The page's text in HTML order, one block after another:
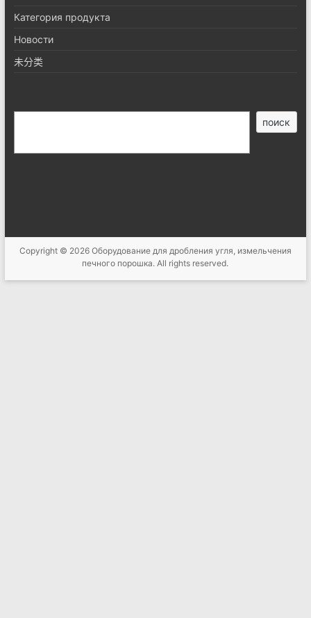
Категория продукта
Новости
未分类
поиск
Copyright © 2026 Оборудование для дробления угля, измельчения
печного порошка. All rights reserved.